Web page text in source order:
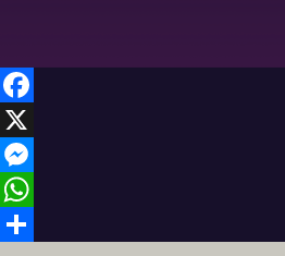
Facebook
X
Messenger
WhatsApp